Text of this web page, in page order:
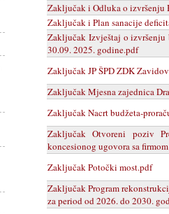
Zaključak i Odluka o izvršenju
Zaključak i Plan sanacije
Zaključak Izvještaj o izvršenju
30.09. 2025. godine.pdf
Zaključak JP ŠPD ZDK
Zaključak Mjesna zajednica
Zaključak Nacrt budžeta-
Zaključak Otvoreni poziv
koncesionog ugovora sa
Zaključak Potočki most.pdf
Zaključak Program
za period od 2026. do 2030.